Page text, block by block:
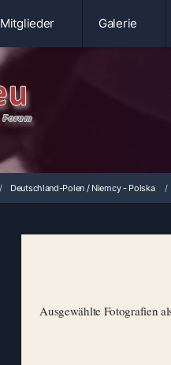
Mitglieder Galerie
Deutschland-Polen / Niemcy - Polska
Ausgewählte Fotografien